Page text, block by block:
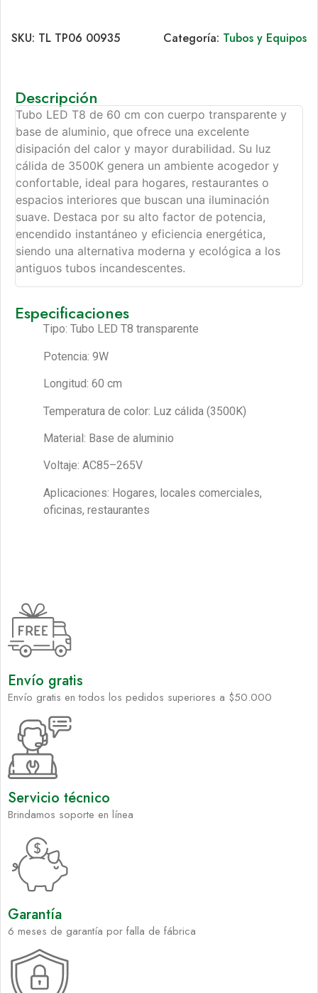
SKU: TL TP06 00935 Categoría: Tubos y Equipos
Descripción
Tubo LED T8 de 60 cm con cuerpo transparente y
base de aluminio, que ofrece una excelente
disipación del calor y mayor durabilidad. Su luz
cálida de 3500K genera un ambiente acogedor y
confortable, ideal para hogares, restaurantes o
espacios interiores que buscan una iluminación
suave. Destaca por su alto factor de potencia,
encendido instantáneo y eficiencia energética,
siendo una alternativa moderna y ecológica a los
antiguos tubos incandescentes.
Especificaciones
Tipo: Tubo LED T8 transparente
Potencia: 9W
Longitud: 60 cm
Temperatura de color: Luz cálida (3500K)
Material: Base de aluminio
Voltaje: AC85–265V
Aplicaciones: Hogares, locales comerciales,
oficinas, restaurantes
Envío gratis
Envío gratis en todos los pedidos superiores a $50.000
Servicio técnico
Brindamos soporte en línea
Garantía
6 meses de garantía por falla de fábrica